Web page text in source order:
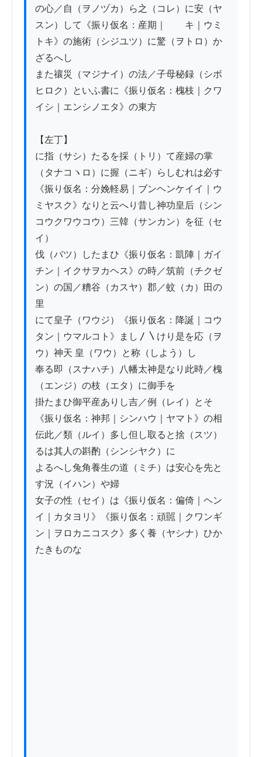
の心／自（ヲノヅカ）ら之（コレ）に安（ヤ
スン）して《振り仮名：産期｜　　キ｜ウミ
トキ》の施術（シジユツ）に驚（ヲトロ）か
ざるへし
また禳災（マジナイ）の法／子母秘録（シボ
ヒロク）といふ書に《振り仮名：槐枝｜クワ
イシ｜エンシノエタ》の東方
【左丁】
に指（サシ）たるを採（トリ）て産婦の掌
（タナコヽロ）に握（ニギ）らしむれは必す
《振り仮名：分娩軽易｜ブンヘンケイイ｜ウ
ミヤスク》なりと云へり昔し神功皇后（シン
コウクワウコウ）三韓（サンカン）を征（セ
イ）
伐（バツ）したまひ《振り仮名：凱陣｜ガイ
チン｜イクサヲカヘス》の時／筑前（チクゼ
ン）の国／糟谷（カスヤ）郡／蚊（カ）田の
里
にて皇子（ワウジ）《振り仮名：降誕｜コウ
タン｜ウマルコト》まし〳〵けり是を応（ヲ
ウ）神天 皇（ワウ）と称（しよう）し
奉る即（スナハチ）八幡太神是なり此時／槐
（エンジ）の枝（エタ）に御手を
掛たまひ御平産ありし吉／例（レイ）とそ
《振り仮名：神邦｜シンハウ｜ヤマト》の相
伝此／類（ルイ）多し但し取ると捨（スツ）
るは其人の斟酌（シンシヤク）に
よるへし兔角養生の道（ミチ）は安心を先と
す況（イハン）や婦
女子の性（セイ）は《振り仮名：偏倚｜ヘン
イ｜カタヨリ》《振り仮名：頑嚚｜クワンギ
ン｜ヲロカニコスク》多く養（ヤシナ）ひか
たきものな